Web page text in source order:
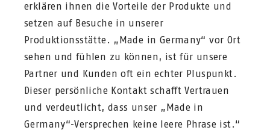
erklären ihnen die Vorteile der Produkte und
setzen auf Besuche in unserer
Produktionsstätte. „Made in Germany“ vor Ort
sehen und fühlen zu können, ist für unsere
Partner und Kunden oft ein echter Pluspunkt.
Dieser persönliche Kontakt schafft Vertrauen
und verdeutlicht, dass unser „Made in
Germany“-Versprechen keine leere Phrase ist.“